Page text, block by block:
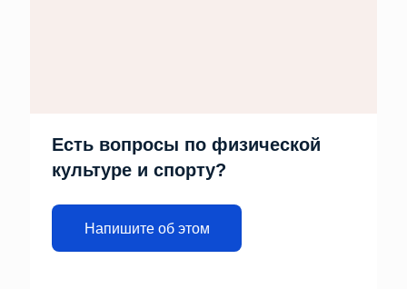
Есть вопросы по физической
культуре и спорту?
Напишите об этом